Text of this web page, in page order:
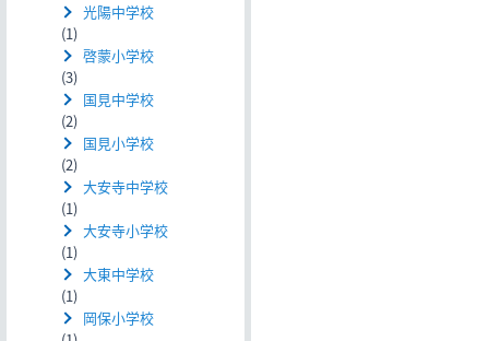
光陽中学校
(1)
啓蒙小学校
(3)
国見中学校
(2)
国見小学校
(2)
大安寺中学校
(1)
大安寺小学校
(1)
大東中学校
(1)
岡保小学校